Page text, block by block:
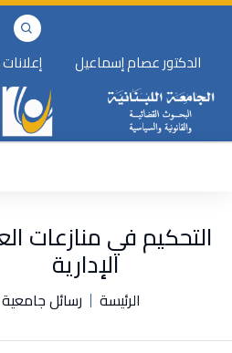
الدكتور عصام إسماعيل
التحكيم في منازعات
الإدارية
الرئيسة رسائل جامعية